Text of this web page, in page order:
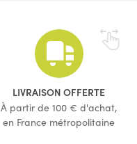
LIVRAISON OFFERTE
À partir de 100 € d'achat,
en France métropolitaine